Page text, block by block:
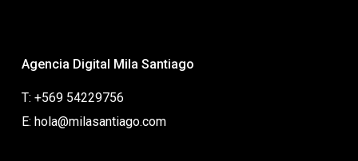
Agencia Digital Mila Santiago
T: +569 54229756
E: hola@milasantiago.com